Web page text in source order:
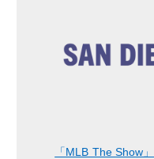
「MLB The Show」